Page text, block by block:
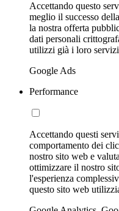
Accettando questo
meglio il successo
la nostra offerta
dati personali
utilizzi già i loro
Google Ads
Performance
Accettando questi
comportamento dei
nostro sito web e
ottimizzare il nostro
l'esperienza
questo sito web